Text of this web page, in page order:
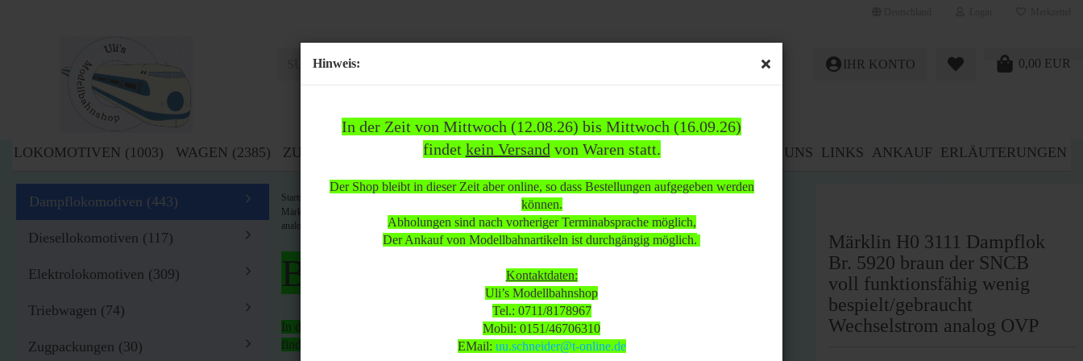
Hinweis:
In der Zeit von Mittwoch (12.08.26) bis Mittwoch (16.09.26)
findet kein Versand von Waren statt.
Der Shop bleibt in dieser Zeit aber online, so dass Bestellungen aufgegeben werden
können.
Abholungen sind nach vorheriger Terminabsprache möglich,
Der Ankauf von Modellbahnartikeln ist durchgängig möglich.
Kontaktdaten:
Uli’s Modellbahnshop
Tel.: 0711/8178967
Mobil: 0151/46706310
EMail: uu.schneider@t-online.de
0,00 EUR
IHR KONTO
LOKOMOTIVEN (1003) WAGEN (2385) ZUBEHÖR (1837) INFOS KUNDEN ÜBER UNS LINKS ANKAUF ERLÄUTERUNGEN
WEITERE
Startseite » » »
Märklin H0 3111 Dampflok Br. 5920 braun der SNCB voll funktionsfähig wenig bespielt/gebraucht Wechselstrom
analog OVP
Bitte beachten:
In der Zeit von Mittwoch (12.08.26) bis Mittwoch (16.09.26)
findet
von Waren statt.
Märklin H0 3111 Dampflok
Br. 5920 braun der SNCB
voll funktionsfähig wenig
bespielt/gebraucht
Wechselstrom analog OVP
Dampflokomotiven (443)
Diesellokomotiven (117)
Elektrolokomotiven (309)
Triebwagen (74)
Zugpackungen (30)